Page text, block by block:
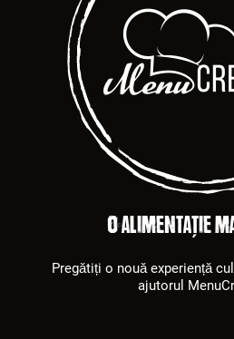
O alimentație
Pregătiți o nouă experiență
ajutorul